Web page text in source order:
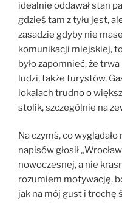
idealnie oddawał stan
gdzieś tam z tyłu jest,
zasadzie gdyby nie
komunikacji miejskiej,
było zapomnieć, że
ludzi, także turystów.
lokalach trudno o
stolik, szczególnie na
Na czymś, co
napisów głosił
nowoczesnej, a nie
rozumiem motywację,
jak na mój gust i trochę